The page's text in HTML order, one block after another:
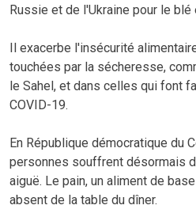
Russie et de l'Ukraine pour le blé
Il exacerbe l'insécurité
touchées par la sécheresse,
le Sahel, et dans celles qui font
COVID-19.
En République démocratique du
personnes souffrent désormais
aiguë. Le pain, un aliment de
absent de la table du dîner.